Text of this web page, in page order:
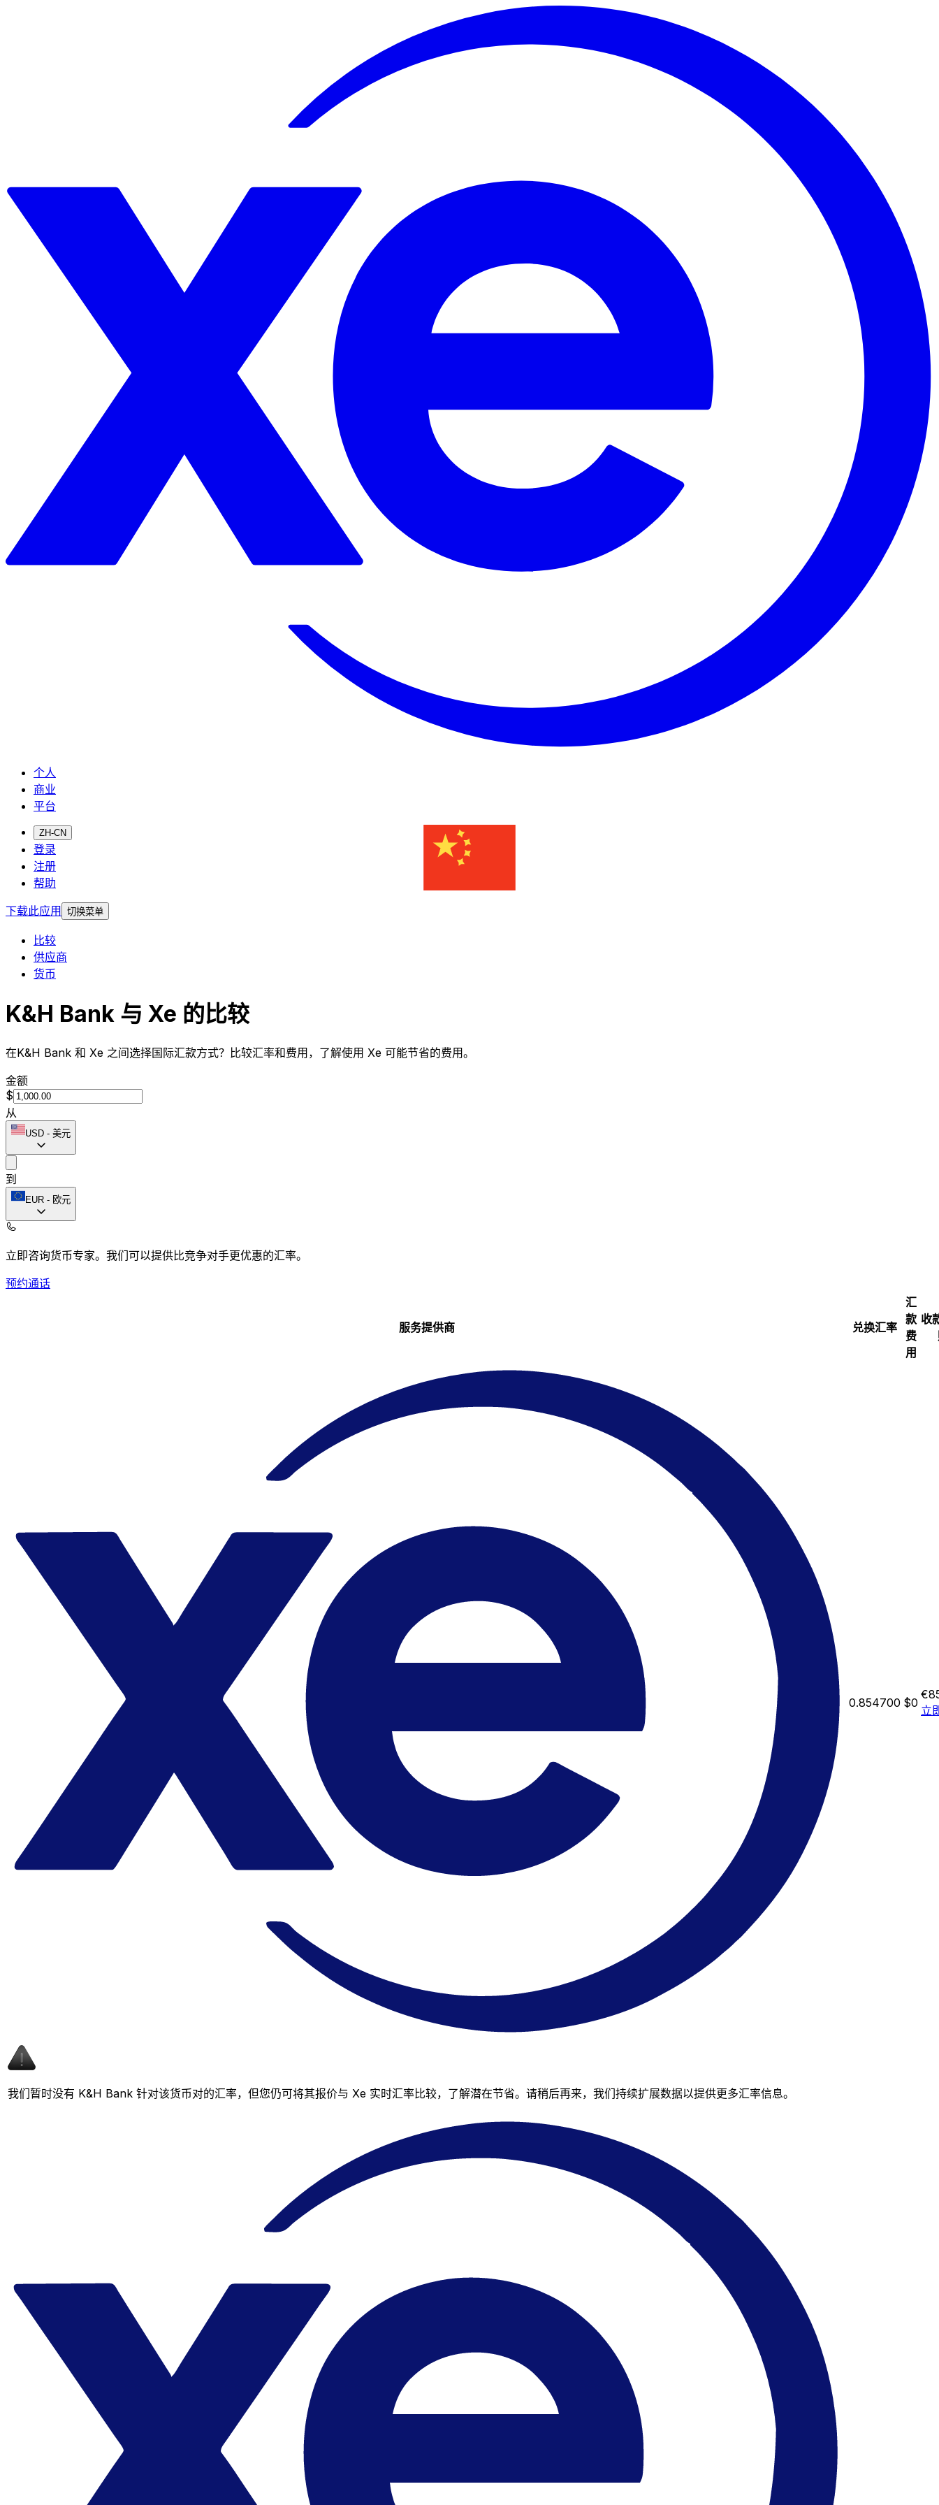
个人
商业
平台
ZH-CN
登录
注册
帮助
下载此应用 切换菜单
比较
供应商
货币
K&H Bank 与 Xe 的比较
在K&H Bank 和 Xe 之间选择国际汇款方式？比较汇率和费用，了解使用 Xe 可能节省的费用。
金额
$
从
USD - 美元
到
EUR - 欧元
立即咨询货币专家。 我们可以提供比竞争对手更优惠的汇率。
预约通话
服务提供商 兑换汇率
汇
款
费
用
收
0.854700 $0
立
我们暂时没有 K&H Bank 针对该货币对的汇率，但您仍可将其报价与 Xe 实时汇率比较，了解潜在节省。请稍后再来，我们持续扩展数据以提供更多汇率信息。